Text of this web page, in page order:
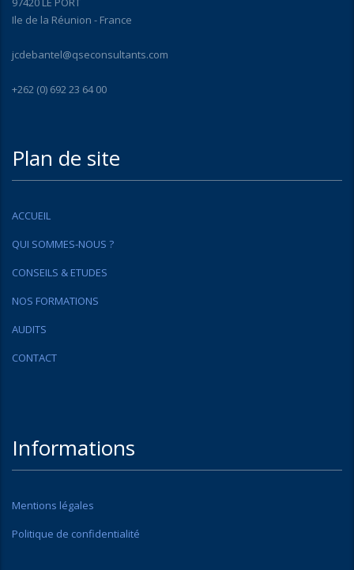
Ile de la Réunion - France
jcdebantel@qseconsultants.com
+262 (0) 692 23 64 00
Plan de site
ACCUEIL
QUI SOMMES-NOUS ?
CONSEILS & ETUDES
NOS FORMATIONS
AUDITS
CONTACT
Informations
Mentions légales
Politique de confidentialité